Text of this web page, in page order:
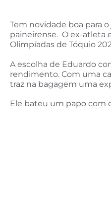
Tem novidade boa para
paineirense. O ex-atleta
Olimpíadas de Tóquio
A escolha de Eduardo
rendimento. Com uma
traz na bagagem uma
Ele bateu um papo com